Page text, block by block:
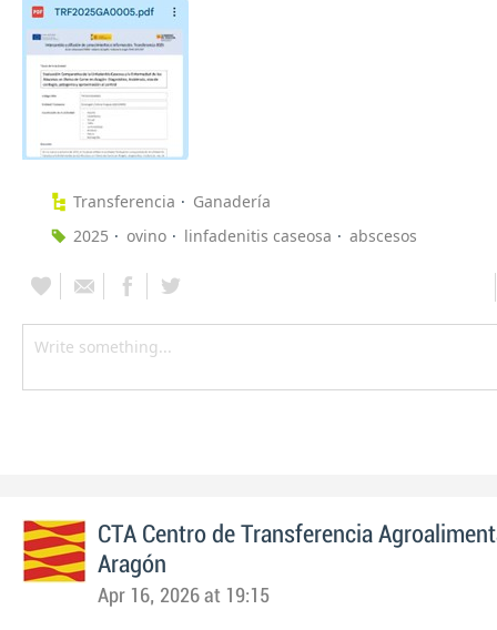
Transferencia
Ganadería
2025
ovino linfadenitis caseosa abscesos
CTA Centro de Transferencia
Aragón
Apr 16, 2026 at 19:15